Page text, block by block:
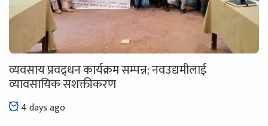
व्यवसाय प्रवद्र्धन कार्यक्रम सम्पन्न; नवउद्यमीलाई
व्यावसायिक सशक्तीकरण
4 days ago